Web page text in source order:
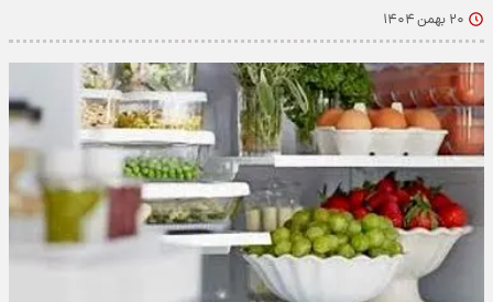
۲۰ بهمن ۱۴۰۴